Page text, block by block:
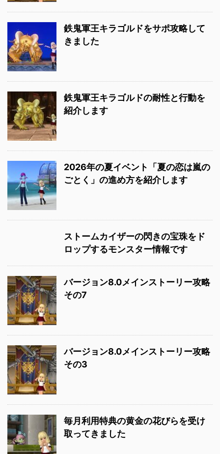
鉄鬼軍王キラゴルドをサポ攻略して
きました
鉄鬼軍王キラゴルドの耐性と行動を
紹介します
2026年の夏イベント「夏の恋は嵐の
ごとく」の進め方を紹介します
ストームカイザーの閃きの宝珠をド
ロップするモンスター情報です
バージョン8.0メインストーリー攻略
その7
バージョン8.0メインストーリー攻略
その3
毎月利用特典の黄金の花びらを受け
取ってきました